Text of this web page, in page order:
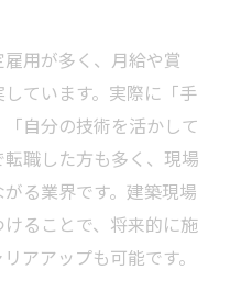
用が多く、月給や賞
ています。実際に「手
自分の技術を活かして
職した方も多く、現場
る業界です。建築現場
ることで、将来的に施
アアップも可能です。